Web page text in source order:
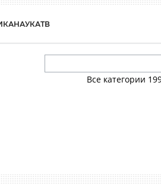
НАУКАТВ
Все категории